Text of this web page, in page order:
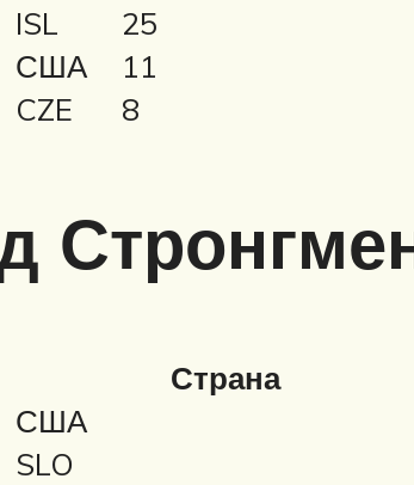
ISL
25
США
11
CZE 8
Страна
США
SLO